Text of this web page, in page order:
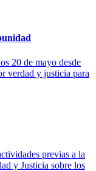
20 de mayo desde
verdad y justicia para
previas a la
y Justicia sobre los